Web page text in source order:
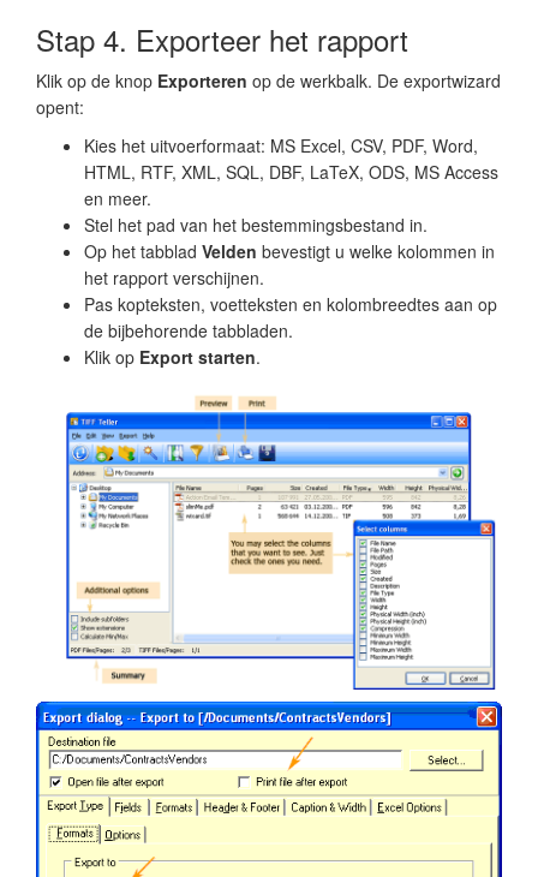
Stap 4. Exporteer het rapport
Klik op de knop Exporteren op de werkbalk. De exportwizard
opent:
Kies het uitvoerformaat: MS Excel, CSV, PDF, Word,
HTML, RTF, XML, SQL, DBF, LaTeX, ODS, MS Access
en meer.
Stel het pad van het bestemmingsbestand in.
Op het tabblad Velden bevestigt u welke kolommen in
het rapport verschijnen.
Pas kopteksten, voetteksten en kolombreedtes aan op
de bijbehorende tabbladen.
Klik op Export starten.